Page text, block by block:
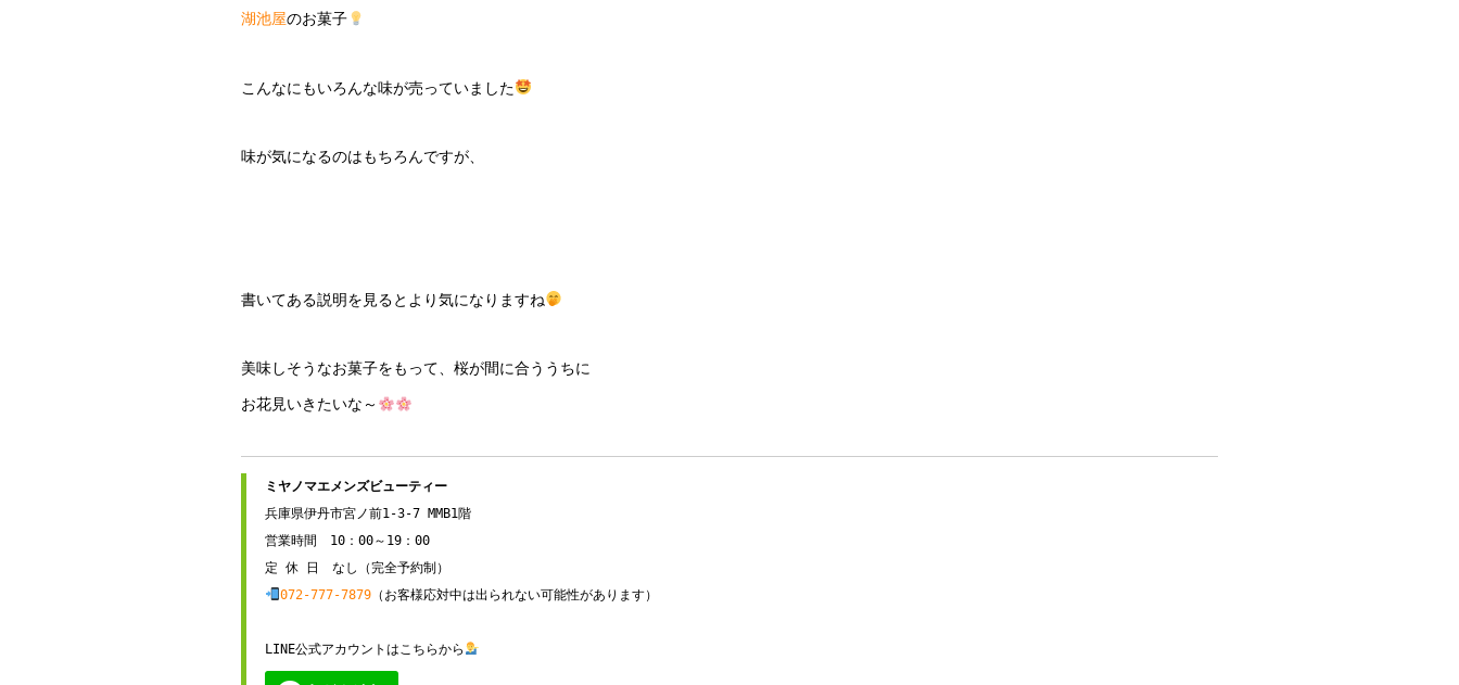
湖池屋のお菓子
こんなにもいろんな味が売っていました
味が気になるのはもちろんですが、
書いてある説明を見るとより気になりますね
美味しそうなお菓子をもって、桜が間に合ううちに
お花見いきたいな～
兵庫県伊丹市宮ノ前1-3-7 MMB1階
営業時間　10：00～19：00
072-777-7879（お客様応対中は出られない可能性があります）
LINE公式アカウントはこちらから